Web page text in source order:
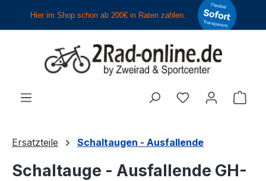
Zum Hauptinhalt springen
Du hast 0
Ersatzteile Schaltaugen - Ausfallende
Schaltauge - Ausfallende GH-